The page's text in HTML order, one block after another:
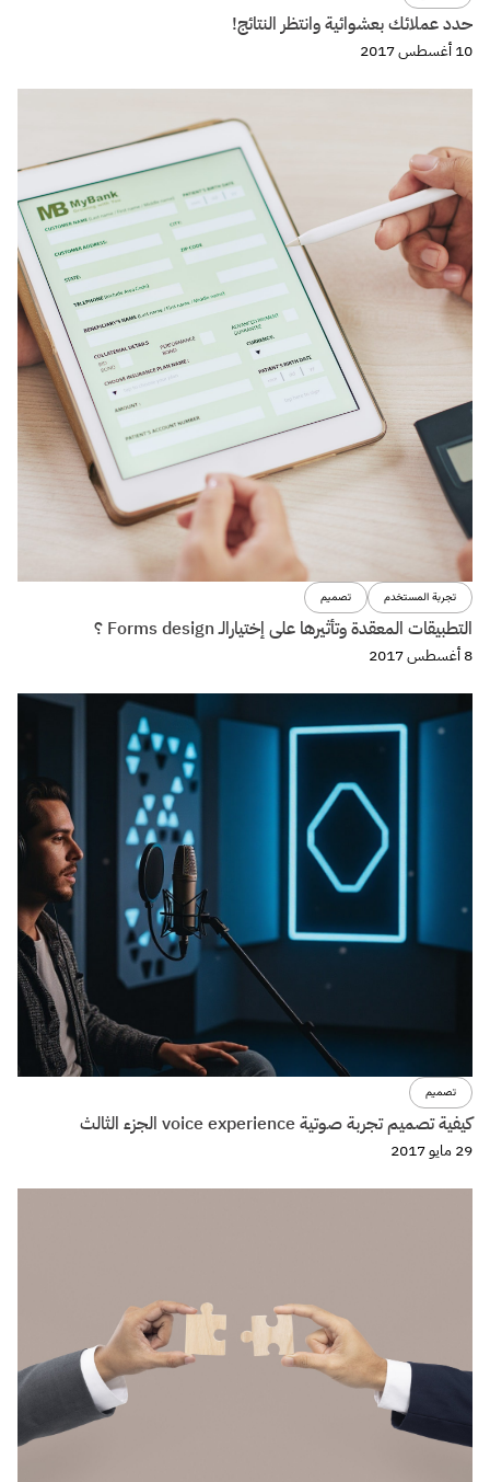
حدد عملائك بعشوائية وانتظر النتائج!
10 أغسطس 2017
تجربة المستخدم تصميم
التطبيقات المعقدة وتأثيرها على إختيارالـ Forms design ؟
8 أغسطس 2017
تصميم
كيفية تصميم تجربة صوتية voice experience الجزء الثالث
29 مايو 2017